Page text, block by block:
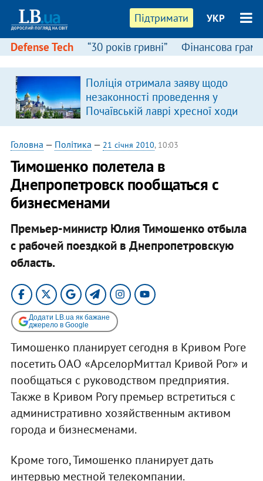
Підтримати УКР
Defense Tech “30 років гривні” Фінансова
Поліція отримала заяву щодо
незаконності проведення у
Почаївській лаврі хресної ходи
Головна — Політика — 21 січня 2010, 10:03
Тимошенко полетела в
Днепропетровск пообщаться с
бизнесменами
Премьер-министр Юлия Тимошенко отбыла
с рабочей поездкой в Днепропетровскую
область.
Додати LB.ua як бажане
джерело в Google
Тимошенко планирует сегодня в Кривом Роге
посетить ОАО «АрселорМиттал Кривой Рог» и
пообщаться с руководством предприятия.
Также в Кривом Рогу премьер встретиться с
административно хозяйственным активом
города и бизнесменами.
Кроме того, Тимошенко планирует дать
интервью местной телекомпании.